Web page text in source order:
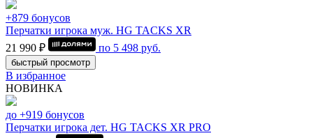
+879 бонусов
Перчатки игрока муж. HG TACKS XR
21 990 ₽
по 5 498 руб.
быстрый просмотр
В избранное
НОВИНКА
до +919 бонусов
Перчатки игрока дет. HG TACKS XR PRO